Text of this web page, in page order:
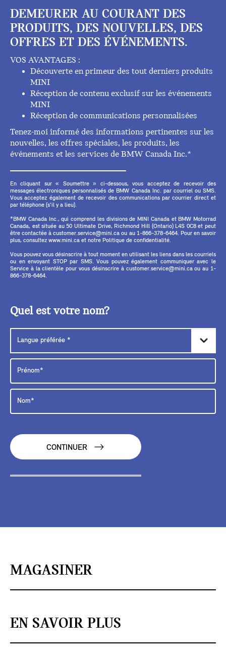
DEMEURER AU COURANT DES
PRODUITS, DES NOUVELLES, DES
OFFRES ET DES ÉVÉNEMENTS.
VOS AVANTAGES :
Découverte en primeur des tout derniers produits
MINI
Réception de contenu exclusif sur les événements
MINI
Réception de communications personnalisées
Tenez-moi informé des informations pertinentes sur les
nouvelles, les offres spéciales, les produits, les
événements et les services de BMW Canada Inc.*
En cliquant sur « Soumettre » ci-dessous, vous acceptez de recevoir des
messages électroniques personnalisés de BMW Canada Inc. par courriel ou SMS.
Vous acceptez également de recevoir des communications par courrier direct et
par téléphone (s'il y a lieu).
*BMW Canada Inc., qui comprend les divisions de MINI Canada et BMW Motorrad
Canada, est située au 50 Ultimate Drive, Richmond Hill (Ontario) L4S 0C8 et peut
être contactée à customer.service@mini.ca ou au 1-866-378-6464. Pour en savoir
plus, consultez www.mini.ca et notre Politique de confidentialité.
Vous pouvez vous désinscrire à tout moment en utilisant les liens dans les courriels
ou en envoyant STOP par SMS. Vous pouvez également communiquer avec le
Service à la clientèle pour vous désinscrire à customer.service@mini.ca ou au 1-
866-378-6464.
Quel est votre nom?
CONTINUER
MAGASINER
EN SAVOIR PLUS